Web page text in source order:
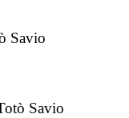
Savio
Savio